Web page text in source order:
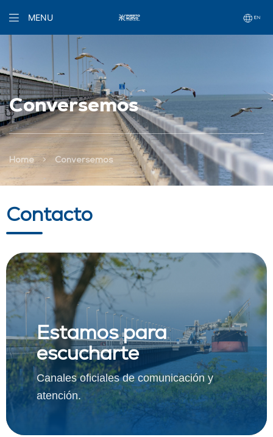
MENU
Conversemos
Home > Conversemos
Contacto
Estamos para
escucharte
Canales oficiales de comunicación y
atención.